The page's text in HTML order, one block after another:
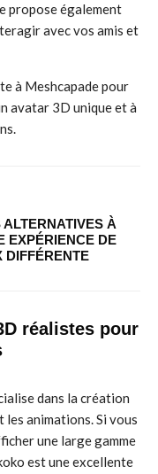
propose également
avec vos amis et
à Meshcapade pour
avatar 3D unique et à
À
EXPÉRIENCE DE
DIFFÉRENTE
réalistes pour
dans la création
animations. Si vous
une large gamme
est une excellente